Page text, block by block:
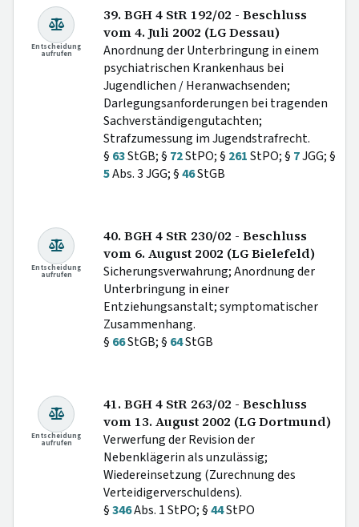
Entscheidung
aufrufen
39. BGH 4 StR 192/02 - Beschluss
vom 4. Juli 2002 (LG Dessau)
Anordnung der Unterbringung in einem
psychiatrischen Krankenhaus bei
Jugendlichen / Heranwachsenden;
Darlegungsanforderungen bei tragenden
Sachverständigengutachten;
Strafzumessung im Jugendstrafrecht.
§ 63StGB; § 72StPO; § 261StPO; § 7JGG; §
5Abs. 3 JGG; §46StGB
Entscheidung
aufrufen
40. BGH 4 StR 230/02 - Beschluss
vom 6. August 2002 (LG Bielefeld)
Sicherungsverwahrung; Anordnung der
Unterbringung in einer
Entziehungsanstalt; symptomatischer
Zusammenhang.
§ 66StGB; § 64StGB
Entscheidung
aufrufen
41. BGH 4 StR 263/02 - Beschluss
vom 13. August 2002 (LG Dortmund)
Verwerfung der Revision der
Nebenklägerin als unzulässig;
Wiedereinsetzung (Zurechnung des
Verteidigerverschuldens).
§346Abs. 1 StPO; §44StPO